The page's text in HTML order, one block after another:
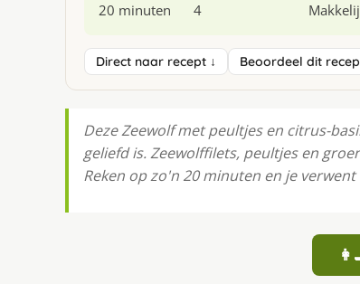
20 minuten 4
Direct naar recept ↓ Beoordeel dit
Deze Zeewolf met peultjes en citrus-
geliefd is. Zeewolffilets, peultjes en
Reken op zo'n 20 minuten en je